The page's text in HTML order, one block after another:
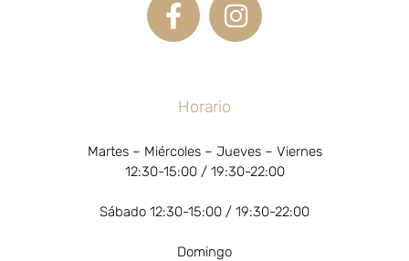
Horario
Martes – Miércoles – Jueves – Viernes
12:30-15:00 / 19:30-22:00
Sábado 12:30-15:00 / 19:30-22:00
Domingo